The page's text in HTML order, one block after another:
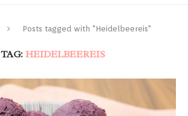
Posts tagged with "Heidelbeereis"
TAG: HEIDELBEEREIS